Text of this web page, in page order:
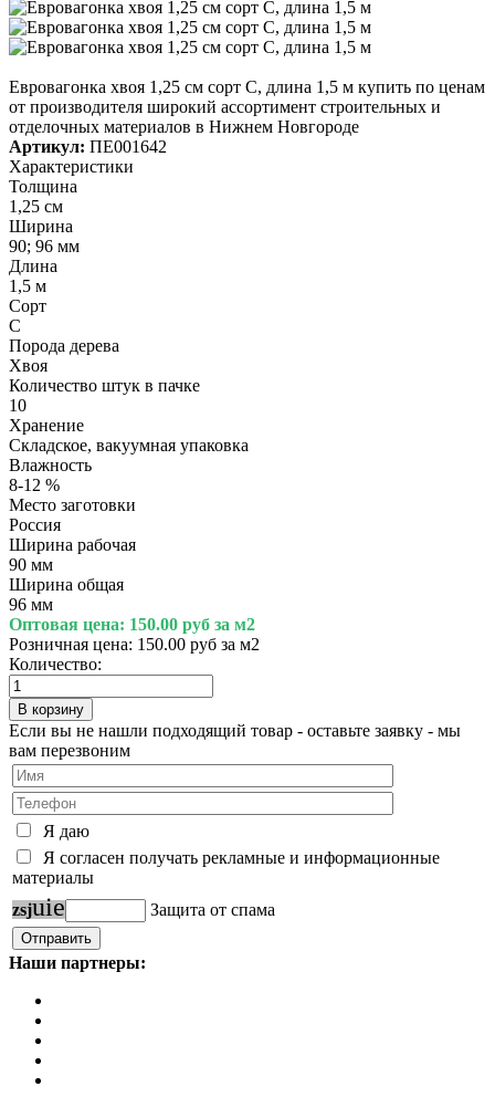
Евровагонка хвоя 1,25 см сорт С, длина 1,5 м купить по ценам
от производителя широкий ассортимент строительных и
отделочных материалов в Нижнем Новгороде
Артикул: ПЕ001642
Характеристики
Толщина
1,25 см
Ширина
90; 96 мм
Длина
1,5 м
Сорт
С
Порода дерева
Хвоя
Количество штук в пачке
10
Хранение
Складское, вакуумная упаковка
Влажность
8-12 %
Место заготовки
Россия
Ширина рабочая
90 мм
Ширина общая
96 мм
Оптовая цена: 150.00 руб за м2
Розничная цена: 150.00 руб за м2
Количество:
Если вы не нашли подходящий товар - оставьте заявку - мы
вам перезвоним
Я даю
Я согласен получать рекламные и информационные
материалы
zsjuie Защита от спама
Наши партнеры: